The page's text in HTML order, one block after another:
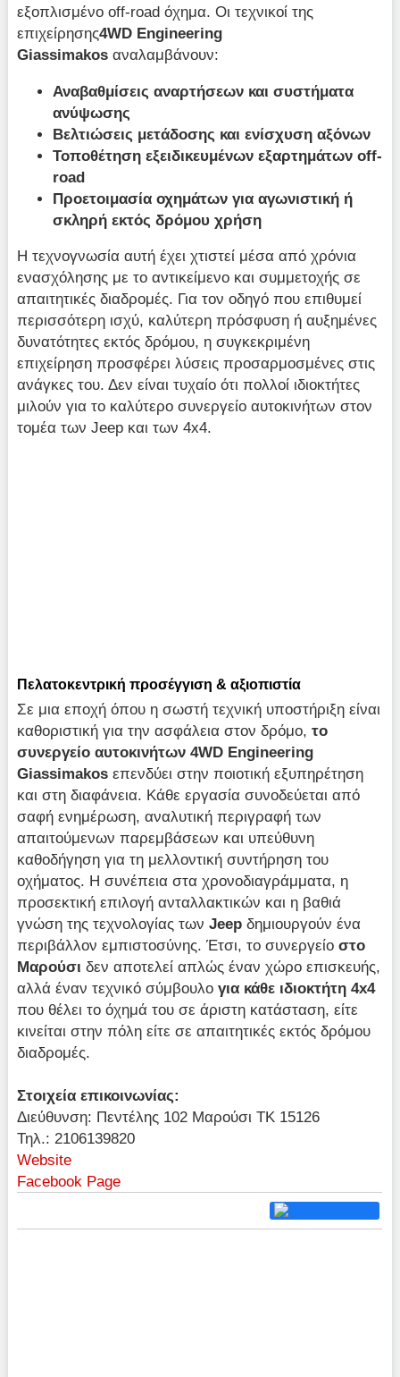
εξοπλισμένο off-road όχημα. Οι τεχνικοί της
επιχείρησης4WD Engineering
Giassimakosαναλαμβάνουν:
Αναβαθμίσεις αναρτήσεων και συστήματα
ανύψωσης
Βελτιώσεις μετάδοσης και ενίσχυση αξόνων
Τοποθέτηση εξειδικευμένων εξαρτημάτων off-
road
Προετοιμασία οχημάτων για αγωνιστική ή
σκληρή εκτός δρόμου χρήση
Η τεχνογνωσία αυτή έχει χτιστεί μέσα από χρόνια
ενασχόλησης με το αντικείμενο και συμμετοχής σε
απαιτητικές διαδρομές. Για τον οδηγό που επιθυμεί
περισσότερη ισχύ, καλύτερη πρόσφυση ή αυξημένες
δυνατότητες εκτός δρόμου, η συγκεκριμένη
επιχείρηση προσφέρει λύσεις προσαρμοσμένες στις
ανάγκες του. Δεν είναι τυχαίο ότι πολλοί ιδιοκτήτες
μιλούν για το καλύτερο συνεργείο αυτοκινήτων στον
τομέα των Jeep και των 4x4.
Πελατοκεντρική προσέγγιση & αξιοπιστία
Σε μια εποχή όπου η σωστή τεχνική υποστήριξη είναι
καθοριστική για την ασφάλεια στον δρόμο,το
συνεργείο αυτοκινήτων 4WD Engineering
Giassimakos επενδύει στην ποιοτική εξυπηρέτηση
και στη διαφάνεια. Κάθε εργασία συνοδεύεται από
σαφή ενημέρωση, αναλυτική περιγραφή των
απαιτούμενων παρεμβάσεων και υπεύθυνη
καθοδήγηση για τη μελλοντική συντήρηση του
οχήματος. Η συνέπεια στα χρονοδιαγράμματα, η
προσεκτική επιλογή ανταλλακτικών και η βαθιά
γνώση της τεχνολογίας τωνJeep δημιουργούν ένα
περιβάλλον εμπιστοσύνης. Έτσι, το συνεργείοστο
Μαρούσι δεν αποτελεί απλώς έναν χώρο επισκευής,
αλλά έναν τεχνικό σύμβουλογια κάθε ιδιοκτήτη 4x4
που θέλει το όχημά του σε άριστη κατάσταση, είτε
κινείται στην πόλη είτε σε απαιτητικές εκτός δρόμου
διαδρομές.
Στοιχεία επικοινωνίας:
Διεύθυνση: Πεντέλης 102 Μαρούσι ΤΚ 15126
Τηλ.: 2106139820
Website
Facebook Page